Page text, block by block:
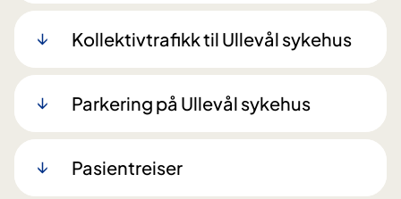
Kollektivtrafikk til Ullevål sykehus
Parkering på Ullevål sykehus
Pasientreiser